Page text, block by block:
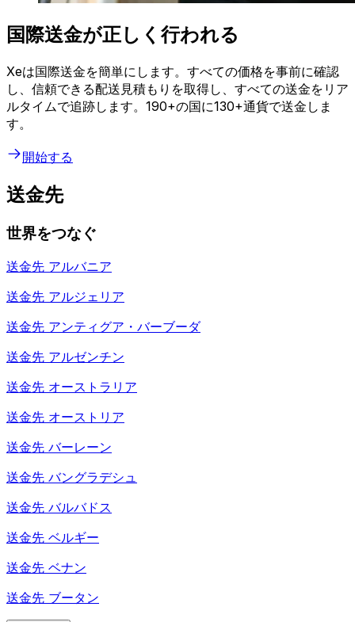
国際送金が正しく行われる
Xeは国際送金を簡単にします。すべての価格を事前に確認
し、信頼できる配送見積もりを取得し、すべての送金をリア
ルタイムで追跡します。190+の国に130+通貨で送金しま
す。
開始する
送金先
世界をつなぐ
送金先 アルバニア
送金先 アルジェリア
送金先 アンティグア・バーブーダ
送金先 アルゼンチン
送金先 オーストラリア
送金先 オーストリア
送金先 バーレーン
送金先 バングラデシュ
送金先 バルバドス
送金先 ベルギー
送金先 ベナン
送金先 ブータン